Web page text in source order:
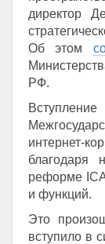
директор
Об этом
РФ.
благодаря
реформе
и функций.
Это
вступило в